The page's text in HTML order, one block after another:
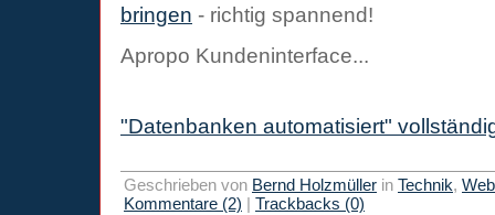
bringen - richtig spannend!
Apropo Kundeninterface...
"Datenbanken automatisiert"
Geschrieben von Bernd Holzmüller in Technik,
Kommentare (2) | Trackbacks (0)